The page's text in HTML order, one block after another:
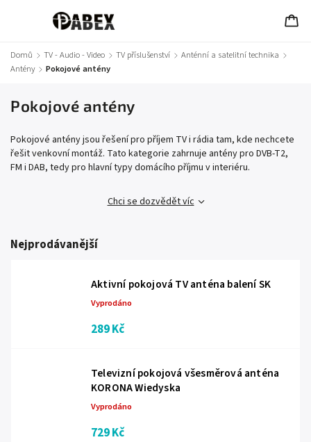
Domů / TV - Audio - Video / TV příslušenství / Anténní a satelitní technika /
Antény / Pokojové antény
Pokojové antény
Pokojové antény jsou řešení pro příjem TV i rádia tam, kde nechcete
řešit venkovní montáž. Tato kategorie zahrnuje antény pro DVB-T2,
FM i DAB, tedy pro hlavní typy domácího příjmu v interiéru.
Chci se dozvědět víc
Nejprodávanější
Aktivní pokojová TV anténa balení SK
Vyprodáno
289 Kč
Televizní pokojová všesměrová anténa
KORONA Wiedyska
Vyprodáno
729 Kč